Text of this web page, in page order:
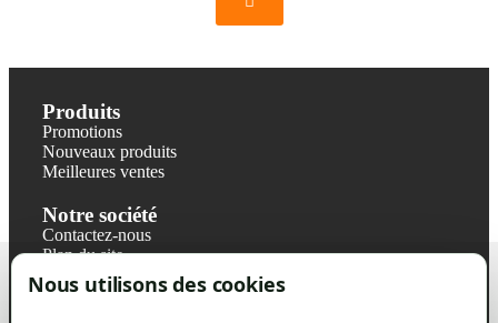
Nous utilisons des cookies
Produits
Promotions
Nouveaux produits
Meilleures ventes
Notre société
Contactez-nous
Plan du site
Magasin
Mentions légales